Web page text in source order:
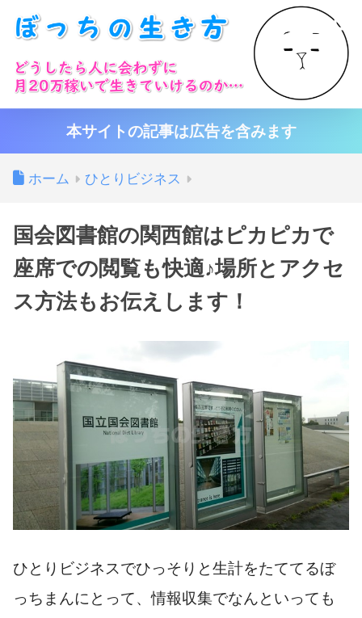
本サイトの記事は広告を含みます
ホーム ひとりビジネス
国会図書館の関西館はピカピカで
座席での閲覧も快適♪場所とアクセ
ス方法もお伝えします！
ひとりビジネスでひっそりと生計をたててるぼ
っちまんにとって、情報収集でなんといっても